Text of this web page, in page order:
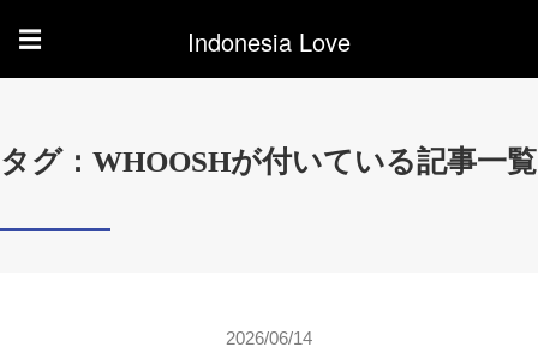
☰ Indonesia Love
タグ：WHOOSHが付いている記事一覧
2026/06/14